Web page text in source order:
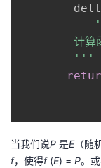
计算
        '''
当我们说P 是E（随
f，使得f (E) = P。